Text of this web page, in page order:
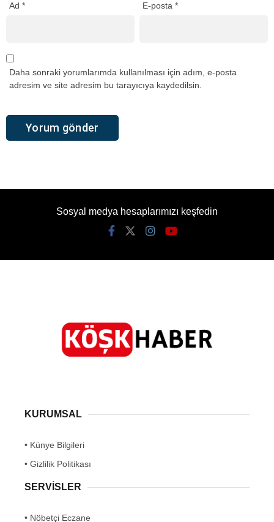
Ad * E-posta*
Daha sonraki yorumlarımda kullanılması için adım, e-posta
adresim ve site adresim bu tarayıcıya kaydedilsin.
Sosyal medya hesaplarımızı keşfedin
KURUMSAL
• Künye Bilgileri
• Gizlilik Politikası
SERVİSLER
• Nöbetçi Eczane